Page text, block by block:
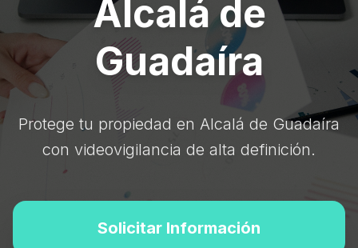
Alcalá de
Guadaíra
Protege tu propiedad en Alcalá de Guadaíra
con videovigilancia de alta definición.
Solicitar Información